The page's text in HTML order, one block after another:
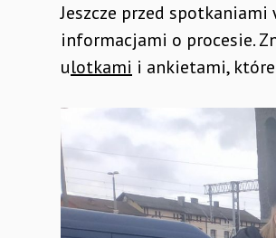
Jeszcze przed
informacjami o procesie.
ulotkami i ankietami,